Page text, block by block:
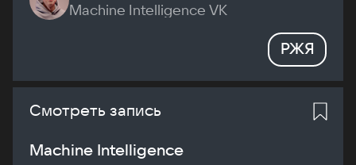
Machine Intelligence VK
РЖЯ
Смотреть запись
Machine Intelligence